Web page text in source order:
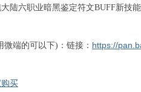
陆六职业暗黑鉴定符文BUFF新技
端的可以下)： 链接： https://
买